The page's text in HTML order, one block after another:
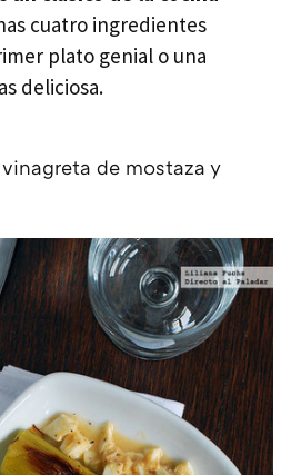
cuatro ingredientes
plato genial o una
deliciosa.
de mostaza y